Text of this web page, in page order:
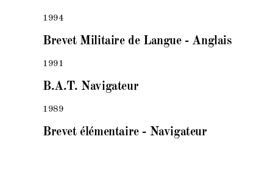
1994
Brevet Militaire de Langue - Anglais
1991
B.A.T. Navigateur
1989
Brevet élémentaire - Navigateur